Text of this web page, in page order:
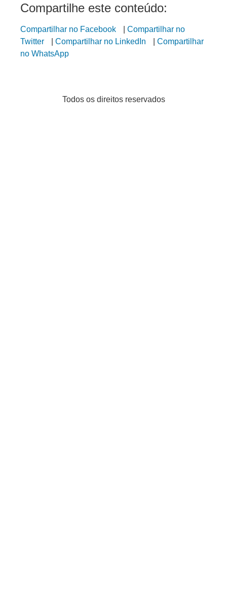
Compartilhe este conteúdo:
Compartilhar no Facebook
Compartilhar no
Twitter
Compartilhar no LinkedIn
Compartilhar
no WhatsApp
Todos os direitos reservados